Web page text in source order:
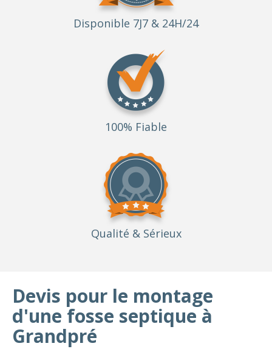
Disponible 7J7 & 24H/24
100% Fiable
Qualité & Sérieux
Devis pour le montage
d'une fosse septique à
Grandpré